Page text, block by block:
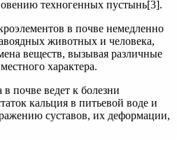
техногенных пустынь[3].
в почве немедленно
животных и человека,
веществ, вызывая различные
характера.
почве ведет к болезни
кальция в питьевой воде и
суставов, их деформации,